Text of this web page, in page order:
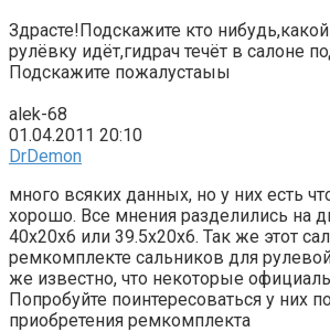
Здрасте!Подскажите кто
рулёвку идёт,гидрач течёт в салоне
Подскажите пожалустаыы
alek-68
01.04.2011 20:10
DrDemon
много всяких данных, но у них есть
хорошо. Все мнения разделились на
40x20x6 или 39.5x20x6. Так же этот
ремкомплекте сальников для
же известно, что некоторые
Попробуйте поинтересоваться у них
приобретения ремкомплекта